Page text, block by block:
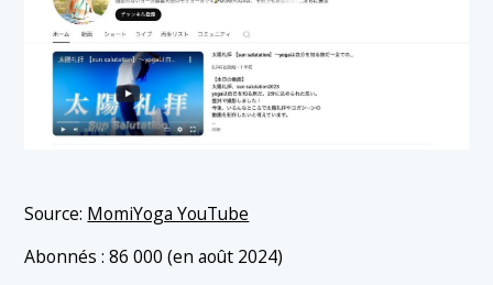
Source: MomiYoga YouTube
Abonnés : 86 000 (en août 2024)